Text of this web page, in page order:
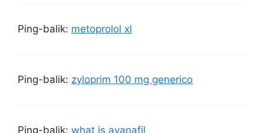
Ping-balik: metoprolol xl
Ping-balik: zyloprim 100 mg generico
Ping-balik: what is avanafil